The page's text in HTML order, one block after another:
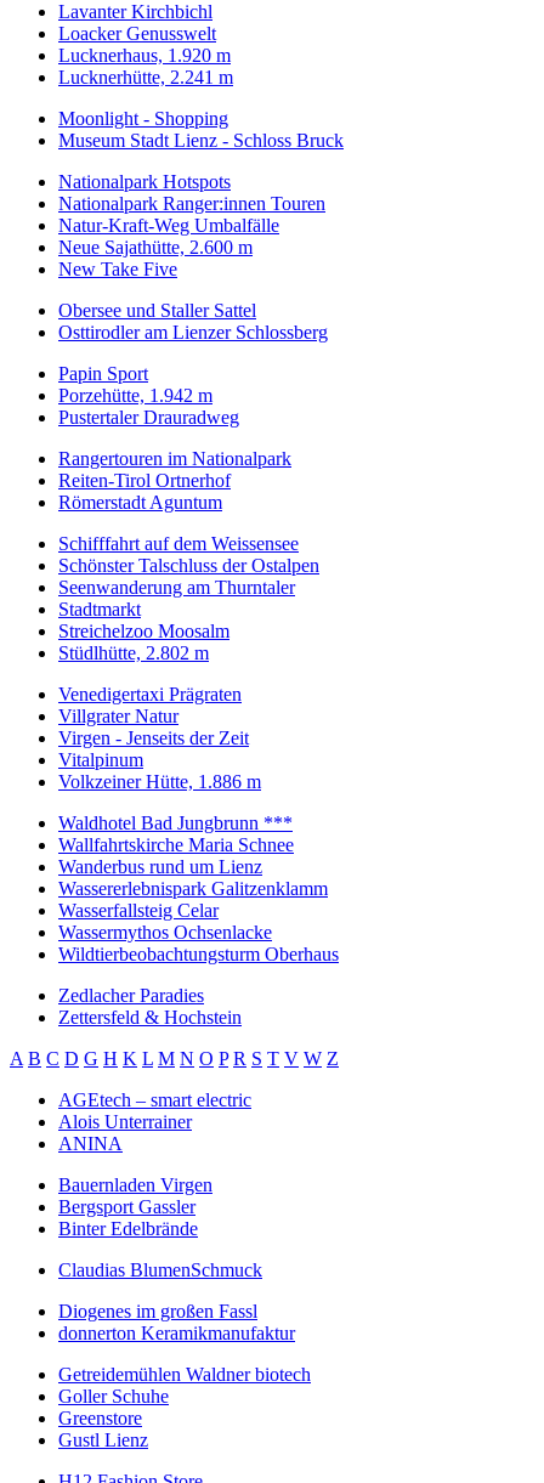
Lavanter Kirchbichl
Loacker Genusswelt
Lucknerhaus, 1.920 m
Lucknerhütte, 2.241 m
Moonlight - Shopping
Museum Stadt Lienz - Schloss Bruck
Nationalpark Hotspots
Nationalpark Ranger:innen Touren
Natur-Kraft-Weg Umbalfälle
Neue Sajathütte, 2.600 m
New Take Five
Obersee und Staller Sattel
Osttirodler am Lienzer Schlossberg
Papin Sport
Porzehütte, 1.942 m
Pustertaler Drauradweg
Rangertouren im Nationalpark
Reiten-Tirol Ortnerhof
Römerstadt Aguntum
Schifffahrt auf dem Weissensee
Schönster Talschluss der Ostalpen
Seenwanderung am Thurntaler
Stadtmarkt
Streichelzoo Moosalm
Stüdlhütte, 2.802 m
Venedigertaxi Prägraten
Villgrater Natur
Virgen - Jenseits der Zeit
Vitalpinum
Volkzeiner Hütte, 1.886 m
Waldhotel Bad Jungbrunn ***
Wallfahrtskirche Maria Schnee
Wanderbus rund um Lienz
Wassererlebnispark Galitzenklamm
Wasserfallsteig Celar
Wassermythos Ochsenlacke
Wildtierbeobachtungsturm Oberhaus
Zedlacher Paradies
Zettersfeld & Hochstein
A B C D G H K L M N O P R S T V W Z
AGEtech – smart electric
Alois Unterrainer
ANINA
Bauernladen Virgen
Bergsport Gassler
Binter Edelbrände
Claudias BlumenSchmuck
Diogenes im großen Fassl
donnerton Keramikmanufaktur
Getreidemühlen Waldner biotech
Goller Schuhe
Greenstore
Gustl Lienz